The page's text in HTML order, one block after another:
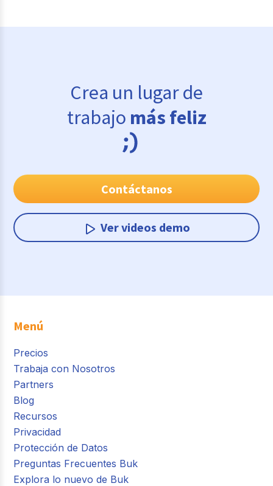
Crea un lugar de
trabajo más feliz
Contáctanos
Ver videos demo
Menú
Precios
Trabaja con Nosotros
Partners
Blog
Recursos
Privacidad
Protección de Datos
Preguntas Frecuentes Buk
Explora lo nuevo de Buk